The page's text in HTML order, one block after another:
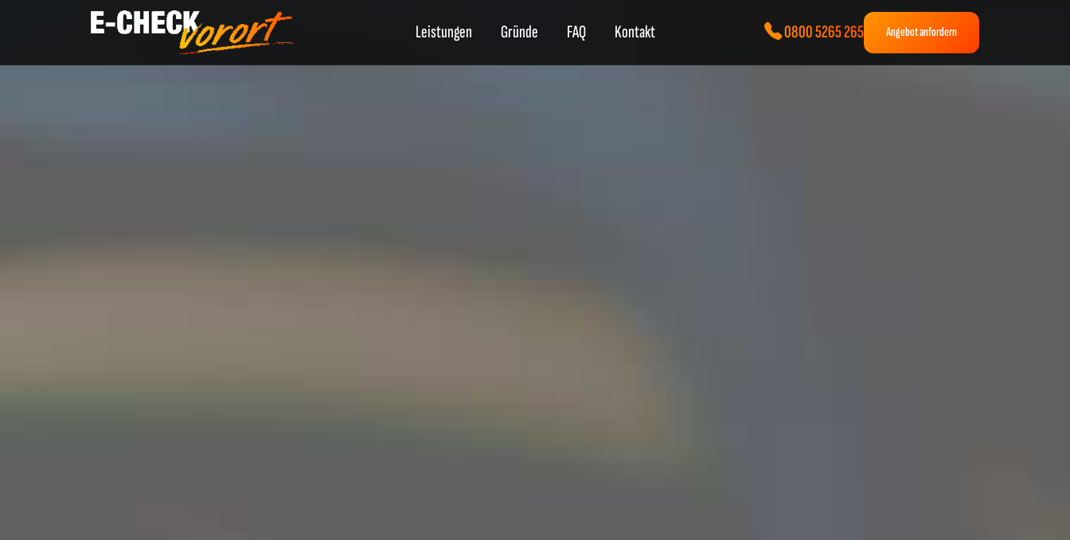
Leistungen Gründe FAQ Kontakt 0800 5265 265 Angebot anfordern